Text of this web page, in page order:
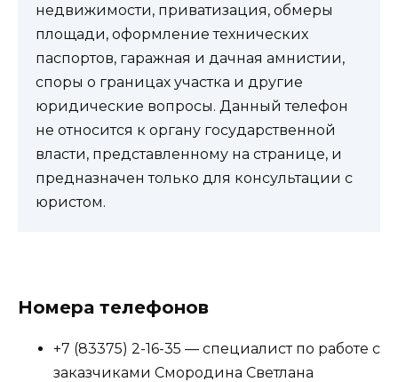
недвижимости, приватизация, обмеры
площади, оформление технических
паспортов, гаражная и дачная амнистии,
споры о границах участка и другие
юридические вопросы. Данный телефон
не относится к органу государственной
власти, представленному на странице, и
предназначен только для консультации с
юристом.
Номера телефонов
+7 (83375) 2-16-35 — специалист по работе с
заказчиками Смородина Светлана